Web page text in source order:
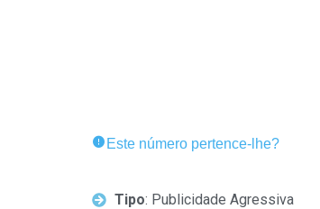
Este número pertence-lhe?
Tipo: Publicidade Agressiva